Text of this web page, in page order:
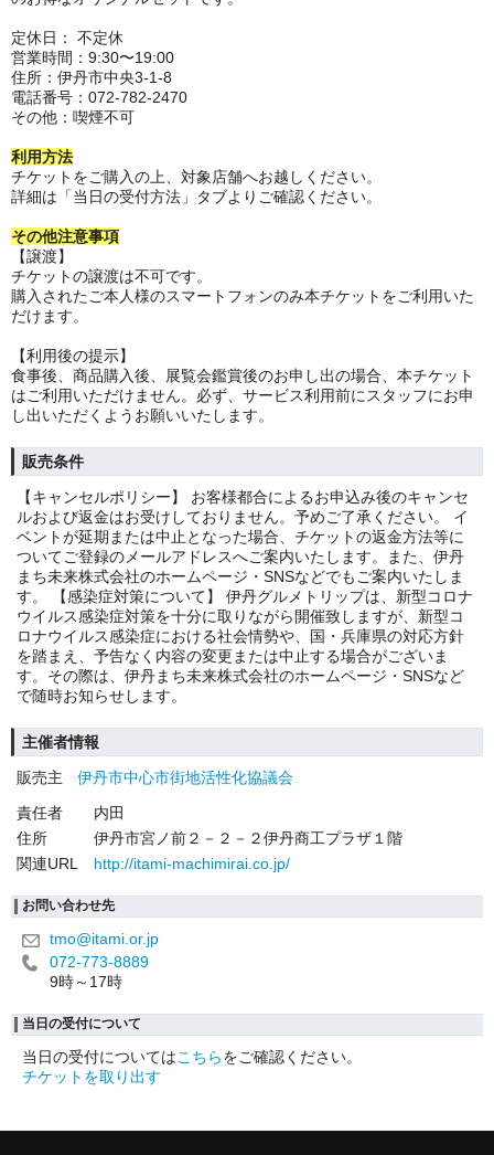
定休日： 不定休
営業時間：9:30〜19:00
住所：伊丹市中央3-1-8
電話番号：072-782-2470
その他：喫煙不可
利用方法
チケットをご購入の上、対象店舗へお越しください。
詳細は「当日の受付方法」タブよりご確認ください。
その他注意事項
【譲渡】
チケットの譲渡は不可です。
購入されたご本人様のスマートフォンのみ本チケットをご利用いた
だけます。
【利用後の提示】
食事後、商品購入後、展覧会鑑賞後のお申し出の場合、本チケット
はご利用いただけません。必ず、サービス利用前にスタッフにお申
し出いただくようお願いいたします。
販売条件
【キャンセルポリシー】 お客様都合によるお申込み後のキャンセ
ルおよび返金はお受けしておりません。予めご了承ください。 イ
ベントが延期または中止となった場合、チケットの返金方法等に
ついてご登録のメールアドレスへご案内いたします。また、伊丹
まち未来株式会社のホームページ・SNSなどでもご案内いたしま
す。 【感染症対策について】 伊丹グルメトリップは、新型コロナ
ウイルス感染症対策を十分に取りながら開催致しますが、新型コ
ロナウイルス感染症における社会情勢や、国・兵庫県の対応方針
を踏まえ、予告なく内容の変更または中止する場合がございま
す。その際は、伊丹まち未来株式会社のホームページ・SNSなど
で随時お知らせします。
主催者情報
販売主
伊丹市中心市街地活性化協議会
責任者
内田
住所
伊丹市宮ノ前２－２－２伊丹商工プラザ１階
関連URL
http://itami-machimirai.co.jp/
お問い合わせ先
tmo@itami.or.jp
072-773-8889
9時～17時
当日の受付について
当日の受付についてはこちらをご確認ください。
チケットを取り出す